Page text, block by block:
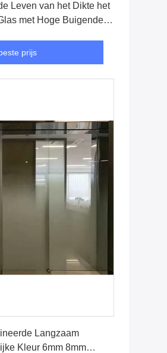
Leven van het Dikte het
met Hoge Buigende
prijs
Langzaam
Kleur 6mm 8mm